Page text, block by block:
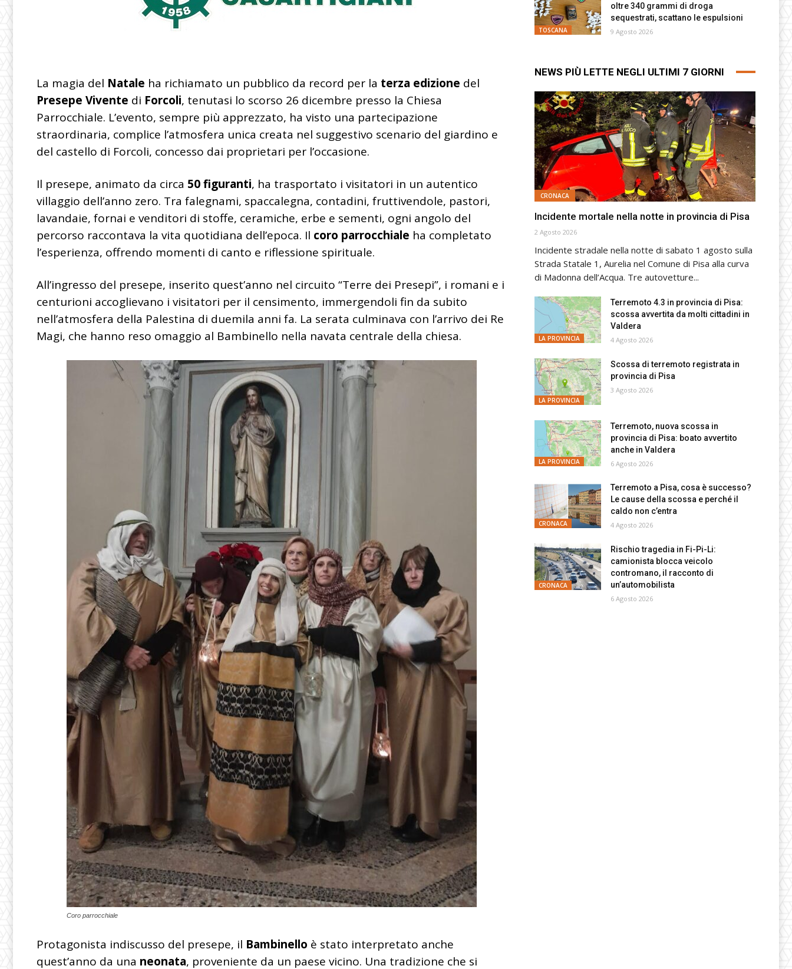
La magia del Natale ha richiamato un pubblico da record per la terza edizione del
Presepe Vivente di Forcoli, tenutasi lo scorso 26 dicembre presso la Chiesa
Parrocchiale. L’evento, sempre più apprezzato, ha visto una partecipazione
straordinaria, complice l’atmosfera unica creata nel suggestivo scenario del giardino e
del castello di Forcoli, concesso dai proprietari per l’occasione.
Il presepe, animato da circa 50 figuranti, ha trasportato i visitatori in un autentico
villaggio dell’anno zero. Tra falegnami, spaccalegna, contadini, fruttivendole, pastori,
lavandaie, fornai e venditori di stoffe, ceramiche, erbe e sementi, ogni angolo del
percorso raccontava la vita quotidiana dell’epoca. Il coro parrocchiale ha completato
l’esperienza, offrendo momenti di canto e riflessione spirituale.
All’ingresso del presepe, inserito quest’anno nel circuito “Terre dei Presepi”, i romani e i
centurioni accoglievano i visitatori per il censimento, immergendoli fin da subito
nell’atmosfera della Palestina di duemila anni fa. La serata culminava con l’arrivo dei Re
Magi, che hanno reso omaggio al Bambinello nella navata centrale della chiesa.
Coro parrocchiale
Protagonista indiscusso del presepe, il Bambinello è stato interpretato anche
quest’anno da una neonata, proveniente da un paese vicino. Una tradizione che si
TOSCANA
oltre 340 grammi di droga
sequestrati, scattano le espulsioni
9 Agosto 2026
NEWS PIÙ LETTE NEGLI ULTIMI 7 GIORNI
CRONACA
Incidente mortale nella notte in provincia di Pisa
2 Agosto 2026
Incidente stradale nella notte di sabato 1 agosto sulla
Strada Statale 1, Aurelia nel Comune di Pisa alla curva
di Madonna dell’Acqua. Tre autovetture...
LA PROVINCIA
Terremoto 4.3 in provincia di Pisa:
scossa avvertita da molti cittadini in
Valdera
4 Agosto 2026
LA PROVINCIA
Scossa di terremoto registrata in
provincia di Pisa
3 Agosto 2026
LA PROVINCIA
Terremoto, nuova scossa in
provincia di Pisa: boato avvertito
anche in Valdera
6 Agosto 2026
CRONACA
Terremoto a Pisa, cosa è successo?
Le cause della scossa e perché il
caldo non c’entra
4 Agosto 2026
CRONACA
Rischio tragedia in Fi-Pi-Li:
camionista blocca veicolo
contromano, il racconto di
un’automobilista
6 Agosto 2026